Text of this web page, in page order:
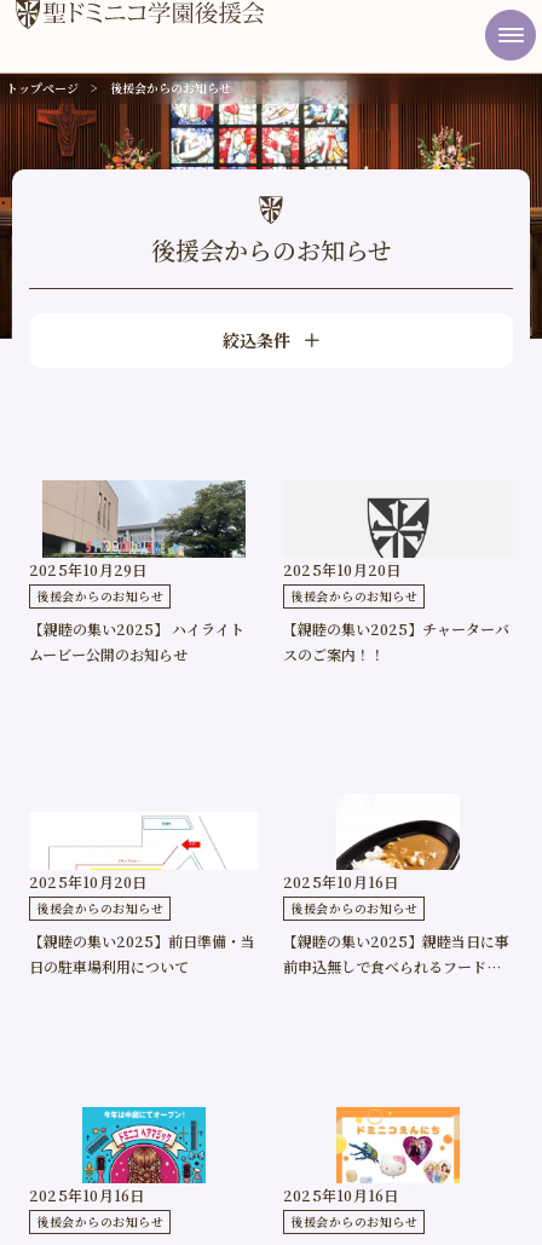
総合案内
幼稚園
中学高等学校
アクセス
採用情報
トップページ 後援会からのお知らせ
後援会からのお知らせ
絞込条件
2025年10月29日
後援会からのお知らせ
【親睦の集い2025】 ハイライト
ムービー公開のお知らせ
2025年10月20日
後援会からのお知らせ
【親睦の集い2025】チャーターバ
スのご案内！！
2025年10月20日
後援会からのお知らせ
【親睦の集い2025】前日準備・当
日の駐車場利用について
2025年10月16日
後援会からのお知らせ
【親睦の集い2025】親睦当日に事
前申込無しで食べられるフードの
2025年10月16日
後援会からのお知らせ
2025年10月16日
後援会からのお知らせ